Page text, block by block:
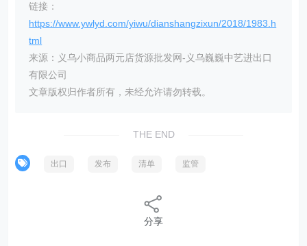
链接：
https://www.ywlyd.com/yiwu/dianshangzixun/2018/1983.h
tml
来源：义乌小商品两元店货源批发网-义乌巍巍中艺进出口
有限公司
文章版权归作者所有，未经允许请勿转载。
THE END
出口 发布 清单 监管
分享